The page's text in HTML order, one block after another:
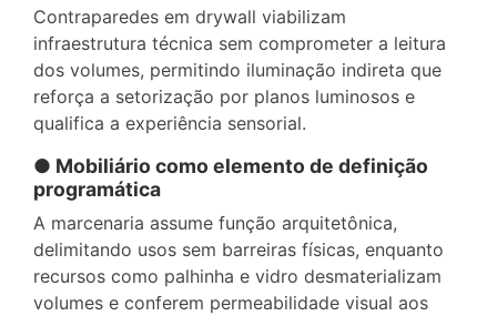
Contraparedes em drywall viabilizam
infraestrutura técnica sem comprometer a leitura
dos volumes, permitindo iluminação indireta que
reforça a setorização por planos luminosos e
qualifica a experiência sensorial.
● Mobiliário como elemento de definição
programática
A marcenaria assume função arquitetônica,
delimitando usos sem barreiras físicas, enquanto
recursos como palhinha e vidro desmaterializam
volumes e conferem permeabilidade visual aos